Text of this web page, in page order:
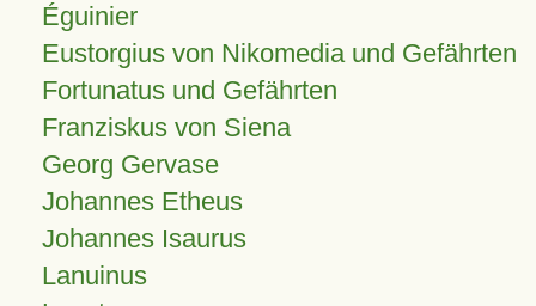
Éguinier
Eustorgius von Nikomedia und Gefährten
Fortunatus und Gefährten
Franziskus von Siena
Georg Gervase
Johannes Etheus
Johannes Isaurus
Lanuinus